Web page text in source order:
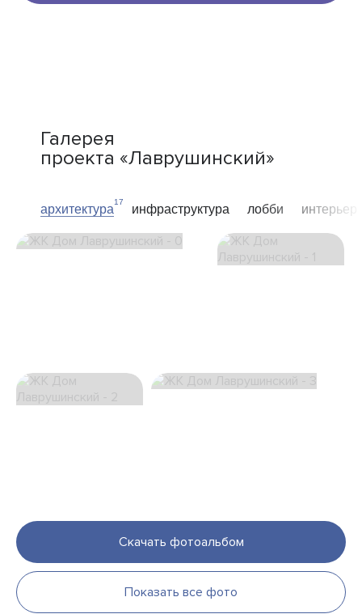
Галерея
проекта «Лаврушинский»
архитектура
17
инфраструктура лобби интерьер
Скачать фотоальбом
Показать все фото